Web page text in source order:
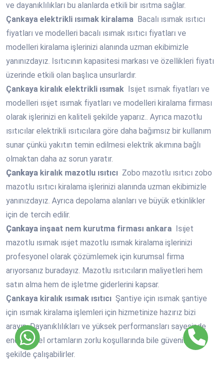
ve dayanıklılıkları bu alanlarda etkili bir ısıtma sağlar.
Çankaya elektrikli ısımak kiralama Bacalı ısımak ısıtıcı
fiyatları ve modelleri bacalı ısımak ısıtıcı fiyatları ve
modelleri kiralama işlerinizi alanında uzman ekibimizle
yanınızdayız. Isıtıcının kapasitesi markası ve özellikleri fiyatı
üzerinde etkili olan başlıca unsurlardır.
Çankaya kiralık elektrikli ısımak
Isıjet ısımak fiyatları ve
modelleri ısıjet ısımak fiyatları ve modelleri kiralama firması
olarak işlerinizi en kaliteli şekilde yaparız.. Ayrıca mazotlu
ısıtıcılar elektrikli ısıtıcılara göre daha bağımsız bir kullanım
sunar çünkü yakıtın temin edilmesi elektrik akımına bağlı
olmaktan daha az sorun yaratır.
Çankaya kiralık mazotlu ısıtıcı Zobo mazotlu ısıtıcı zobo
mazotlu ısıtıcı kiralama işlerinizi alanında uzman ekibimizle
yanınızdayız. Ayrıca depolama alanları ve büyük etkinlikler
için de tercih edilir.
Çankaya inşaat nem kurutma firması ankara
Isıjet
mazotlu ısımak ısıjet mazotlu ısımak kiralama işlerinizi
profesyonel olarak çözümlemek için kurumsal firma
arıyorsanız buradayız. Mazotlu ısıtıcıların maliyetleri hem
satın alma hem de işletme giderlerini kapsar.
Çankaya kiralık ısımak ısıtıcı Şantiye için ısımak şantiye
için ısımak kiralama işlemleri için hizmetinize hazırız bizi
arayın. Dayanıklılıkları ve yüksek performansları sayesinde
endüstriyel ortamların zorlu koşullarında bile güvenilir bir
şekilde çalışabilirler.